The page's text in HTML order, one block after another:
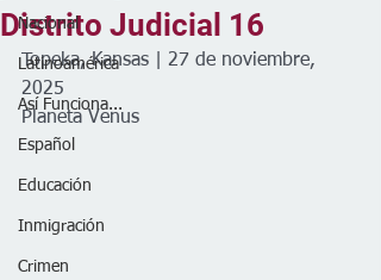
Nacional
Latinoamérica
Así Funciona...
Español
Educación
Inmigración
Crimen
Distrito Judicial 16
Topeka, Kansas | 27 de noviembre,
2025
Planeta Venus